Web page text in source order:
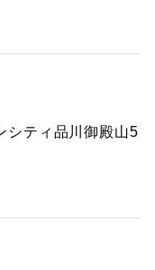
シティ品川御殿山5